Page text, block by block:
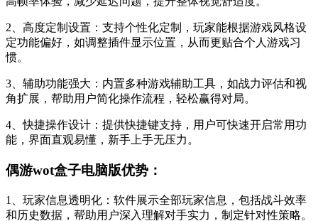
2、高度定制设置：支持个性化定制，玩家能根据游戏风格设
定功能偏好，如调整插件显示位置，从而更贴合个人游戏习
惯。
3、辅助功能强大：内置多种游戏辅助工具，如战力评估和视
角扩展，帮助用户简化操作流程，轻松赢得对局。
4、快捷操作设计：提供快捷键支持，用户可快速开启常用功
能，界面直观易懂，新手上手无压力。
偶游wot盒子电脑版优势：
1、玩家信息透明化：软件展示全部玩家信息，包括战斗效率
和历史数据，帮助用户深入理解对手实力，制定针对性策略。